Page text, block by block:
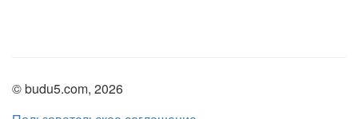
© budu5.com, 2026